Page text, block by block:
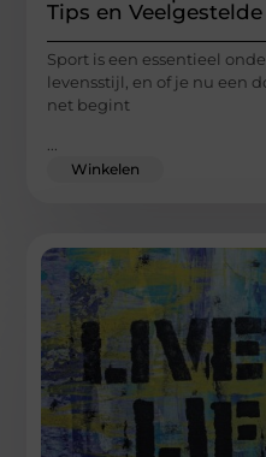
Tips en Veelgestelde
Sport is een essentieel
levensstijl, en of je nu een
net begint
Winkelen